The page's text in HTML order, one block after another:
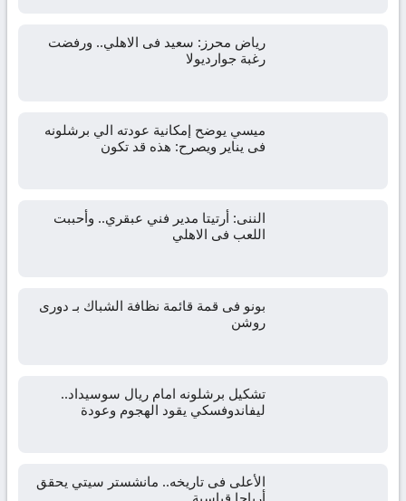
رياض محرز: سعيد فى الاهلي.. ورفضت
رغبة جوارديولا
ميسي يوضح إمكانية عودته الي برشلونه
فى يناير ويصرح: هذه قد تكون
الننى: أرتيتا مدير فني عبقري.. وأحببت
اللعب فى الاهلي
بونو فى قمة قائمة نظافة الشباك بـ دورى
روشن
تشكيل برشلونه امام ريال سوسيداد..
ليفاندوفسكي يقود الهجوم وعودة
الأعلى فى تاريخه.. مانشستر سيتي يحقق
أرباحا قياسية